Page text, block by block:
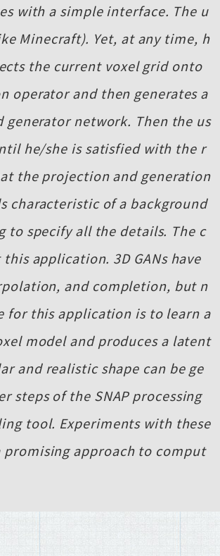
with a simple interface. The u
Minecraft). Yet, at any time, h
the current voxel grid onto
operator and then generates a
network. Then the us
he/she is satisfied with the r
the projection and generation
characteristic of a background
specify all the details. The c
application. 3D GANs have
and completion, but n
for this application is to learn a
model and produces a latent
and realistic shape can be ge
steps of the SNAP processing
tool. Experiments with these
promising approach to comput